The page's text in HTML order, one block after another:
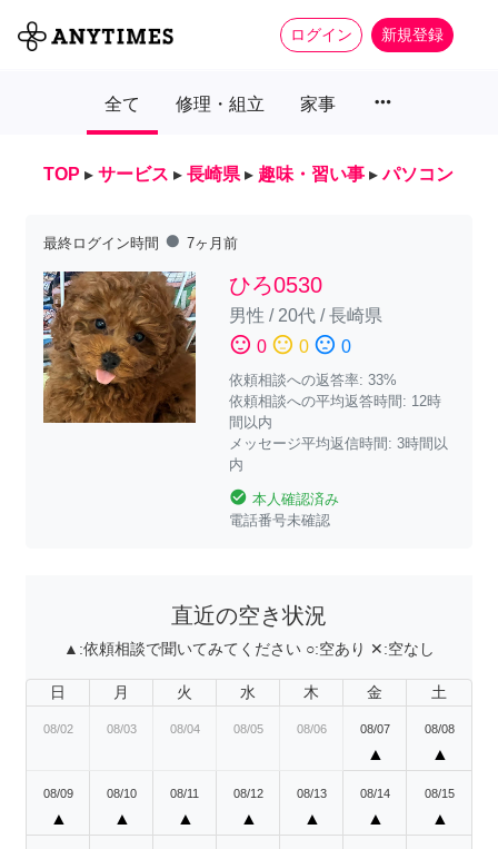
ログイン 新規登録
全て 修理・組立 家事 more_horiz
TOP ▸ サービス ▸ 長崎県 ▸ 趣味・習い事 ▸ パソコン
最終ログイン時間 fiber_manual_record 7ヶ月前
ひろ0530
男性 / 20代/長崎県
sentiment_satisfied 0 sentiment_neutral 0 sentiment_dissatisfied 0
依頼相談への返答率: 33%
依頼相談への平均返答時間: 12時
間以内
メッセージ平均返信時間: 3時間以
内
check_circle 本人確認済み
電話番号未確認
直近の空き状況
▲:依頼相談で聞いてみてください ○:空あり ✕:空なし
日 月 火 水 木 金 土
08/02 08/03 08/04 08/05 08/06 08/07
▲
08/08
▲
08/09
▲
08/10
▲
08/11
▲
08/12
▲
08/13
▲
08/14
▲
08/15
▲